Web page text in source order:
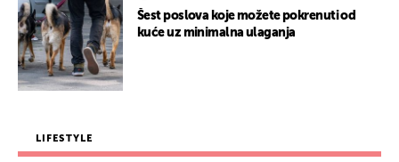
Šest poslova koje možete pokrenuti od
kuće uz minimalna ulaganja
LIFESTYLE